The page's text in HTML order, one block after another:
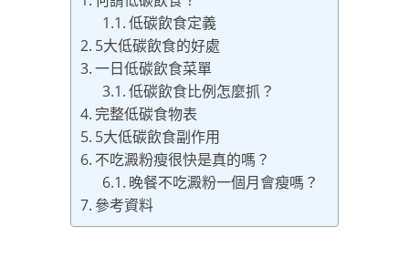
低碳飲食定義
5大低碳飲食的好處
一日低碳飲食菜單
低碳飲食比例怎麼抓？
完整低碳食物表
5大低碳飲食副作用
不吃澱粉瘦很快是真的嗎？
晚餐不吃澱粉一個月會瘦嗎？
參考資料